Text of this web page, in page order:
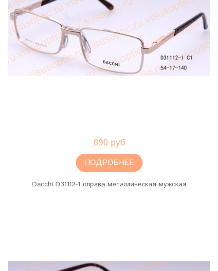
890 руб
ПОДРОБНЕЕ
Dacchi D31112-1 оправа металлическая мужская